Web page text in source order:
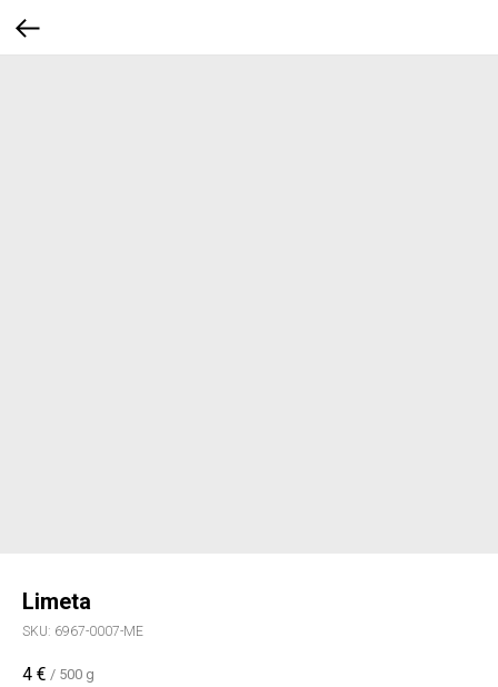
Limeta
SKU: 6967-0007-ME
4 € / 500 g